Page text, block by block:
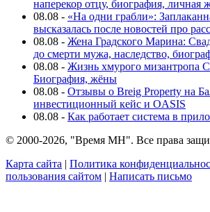
наперекор отцу, биография, личная
08.08 - «На одни грабли»:
высказалась после новостей про
08.08 - Жена Градского Марина:
до смерти мужа, наследство,
08.08 - Жизнь хмурого мизантропа
Биография, жёны
08.08 - Отзывы о Breig Property на
инвестиционный кейс и OASIS
08.08 - Как работает система в
© 2000-2026, "Время МН". Все права
Карта сайта | Политика
пользования сайтом | Написать письмо